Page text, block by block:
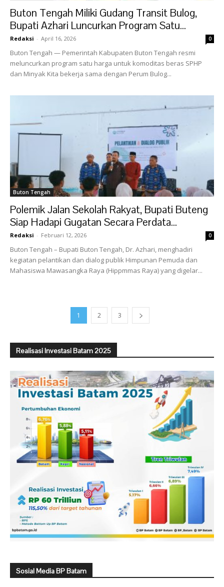
Buton Tengah Miliki Gudang Transit Bulog,
Bupati Azhari Luncurkan Program Satu...
Redaksi - April 16, 2026 0
Buton Tengah — Pemerintah Kabupaten Buton Tengah resmi
meluncurkan program satu harga untuk komoditas beras SPHP
dan Minyak Kita bekerja sama dengan Perum Bulog...
Buton Tengah
Polemik Jalan Sekolah Rakyat, Bupati Buteng
Siap Hadapi Gugatan Secara Perdata...
Redaksi - Februari 12, 2026 0
Buton Tengah – Bupati Buton Tengah, Dr. Azhari, menghadiri
kegiatan pelantikan dan dialog publik Himpunan Pemuda dan
Mahasiswa Mawasangka Raya (Hippmmas Raya) yang digelar...
1 2 3
Realisasi Investasi Batam 2025
Sosial Media BP Batam